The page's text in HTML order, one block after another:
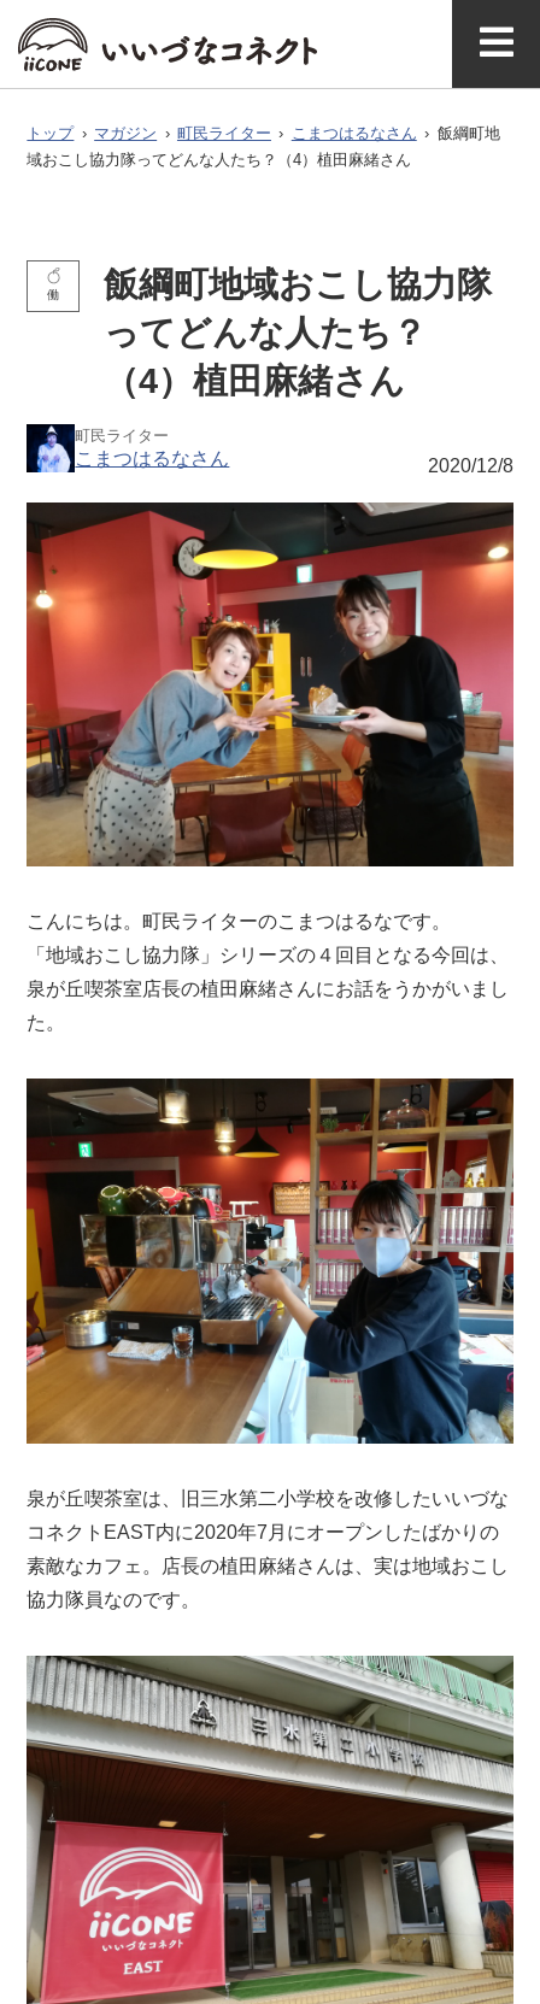
マガジ
ン公式
アク
セス
いいづなコネ
クトとは
ト
ジ
ン
トップ › マガジン › 町民ライター › こまつはるなさん › 飯綱町地
域おこし協力隊ってどんな人たち？（4）植田麻緒さん
働
飯綱町地域おこし協力隊
ってどんな人たち？
（4）植田麻緒さん
町民ライター
こまつはるなさん 2020/12/8
こんにちは。町民ライターのこまつはるなです。
「地域おこし協力隊」シリーズの４回目となる今回は、
泉が丘喫茶室店長の植田麻緒さんにお話をうかがいまし
た。
泉が丘喫茶室は、旧三水第二小学校を改修したいいづな
コネクトEAST内に2020年7月にオープンしたばかりの
素敵なカフェ。店長の植田麻緒さんは、実は地域おこし
協力隊員なのです。